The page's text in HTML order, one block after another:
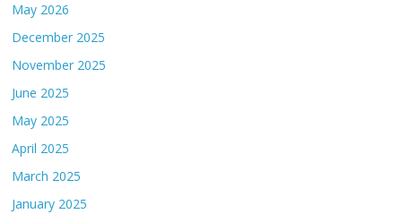
May 2026
December 2025
November 2025
June 2025
May 2025
April 2025
March 2025
January 2025